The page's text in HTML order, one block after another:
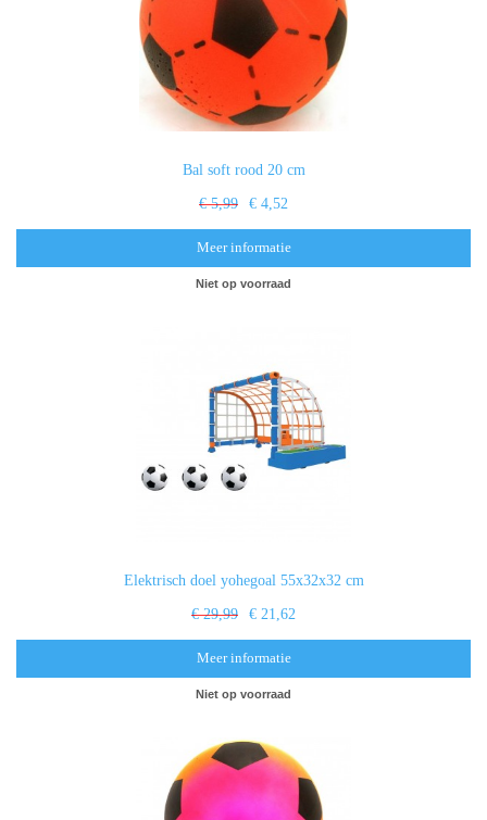
Bal soft rood 20 cm
€ 5,99 € 4,52
Meer informatie
Niet op voorraad
Elektrisch doel yohegoal 55x32x32 cm
€ 29,99 € 21,62
Meer informatie
Niet op voorraad